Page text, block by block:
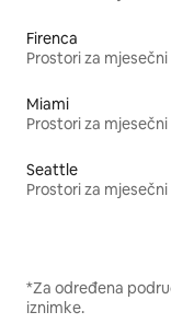
Firenca
Prostori za
Miami
Prostori za
Seattle
Prostori za
*Za određena
iznimke.